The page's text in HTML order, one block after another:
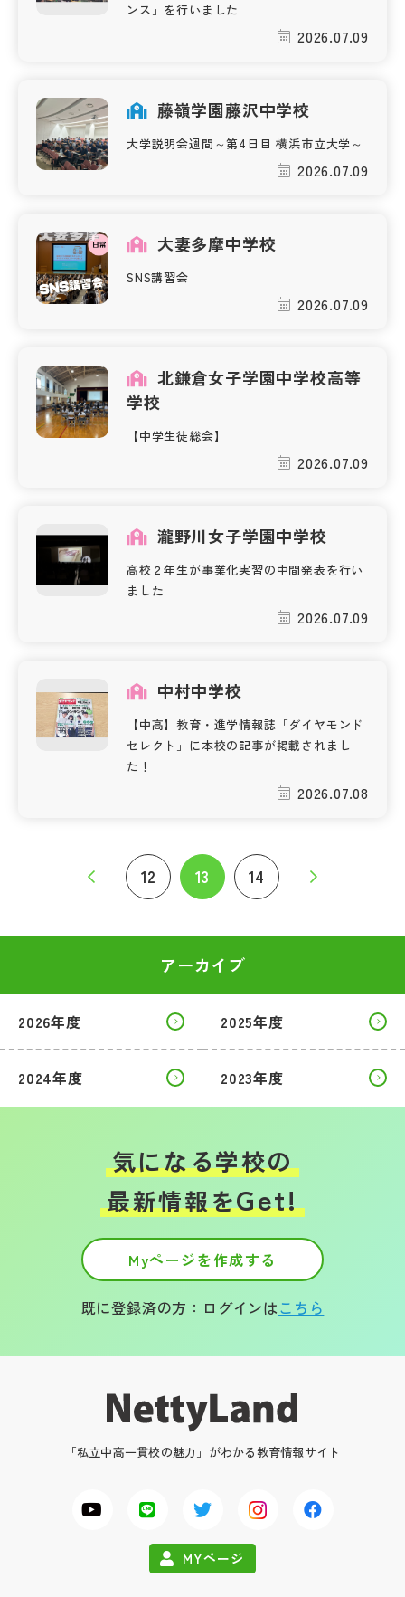
ンス」を行いました
2026.07.09
藤嶺学園藤沢中学校
大学説明会週間～第4日目 横浜市立大学～
2026.07.09
大妻多摩中学校
SNS講習会
2026.07.09
北鎌倉女子学園中学校高等
学校
【中学生徒総会】
2026.07.09
瀧野川女子学園中学校
高校２年生が事業化実習の中間発表を行い
ました
2026.07.09
中村中学校
【中高】教育・進学情報誌「ダイヤモンド
セレクト」に本校の記事が掲載されまし
た！
2026.07.08
12 13 14
アーカイブ
2026年度 2025年度
2024年度 2023年度
気になる学校の
最新情報をGet!
Myページを作成する
既に登録済の方：ログインはこちら
「私立中高一貫校の魅力」がわかる教育情報サイト
MYページ